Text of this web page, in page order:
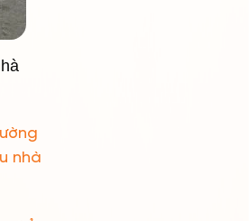
nhà